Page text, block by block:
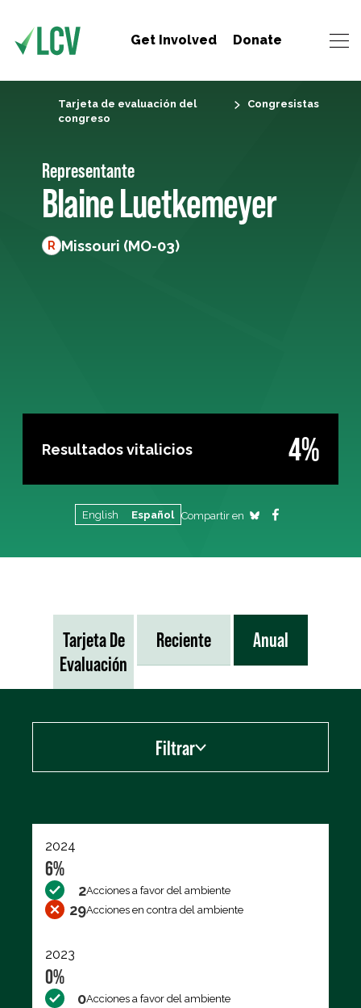
Get Involved Donate
Tarjeta de evaluación del
congreso
Congresistas
Representante
Blaine Luetkemeyer
R Missouri (MO-03)
Resultados vitalicios 4%
English Español Compartir en
Tarjeta De
Evaluación
Reciente Anual
Filtrar
2024
6%
2Acciones a favor del ambiente
29Acciones en contra del ambiente
2023
0%
0Acciones a favor del ambiente